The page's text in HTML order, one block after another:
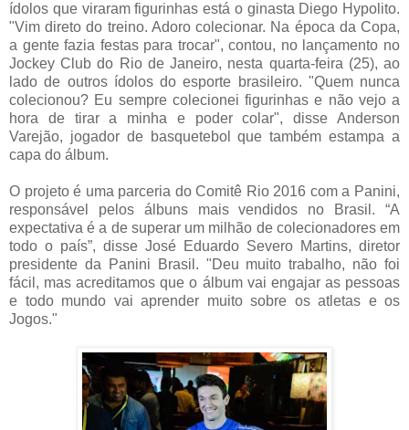
ídolos que viraram figurinhas está o ginasta Diego Hypolito.
"Vim direto do treino. Adoro colecionar. Na época da Copa,
a gente fazia festas para trocar", contou, no lançamento no
Jockey Club do Rio de Janeiro, nesta quarta-feira (25), ao
lado de outros ídolos do esporte brasileiro. "Quem nunca
colecionou? Eu sempre colecionei figurinhas e não vejo a
hora de tirar a minha e poder colar", disse Anderson
Varejão, jogador de basquetebol que também estampa a
capa do álbum.
O projeto é uma parceria do Comitê Rio 2016 com a Panini,
responsável pelos álbuns mais vendidos no Brasil. “A
expectativa é a de superar um milhão de colecionadores em
todo o país”, disse José Eduardo Severo Martins, diretor
presidente da Panini Brasil. "Deu muito trabalho, não foi
fácil, mas acreditamos que o álbum vai engajar as pessoas
e todo mundo vai aprender muito sobre os atletas e os
Jogos."